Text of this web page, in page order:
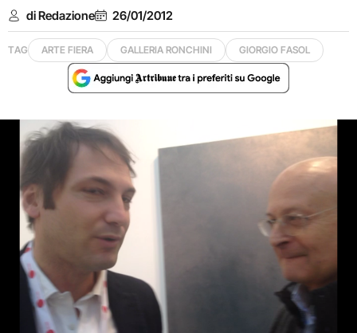
di Redazione 26/01/2012
TAG ARTE FIERA GALLERIA RONCHINI GIORGIO FASOL